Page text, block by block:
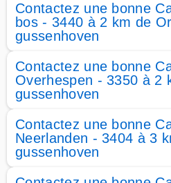
Contactez une bonne
bos - 3440 à 2 km de
gussenhoven
Contactez une bonne
Overhespen - 3350 à 2
gussenhoven
Contactez une bonne
Neerlanden - 3404 à 3
gussenhoven